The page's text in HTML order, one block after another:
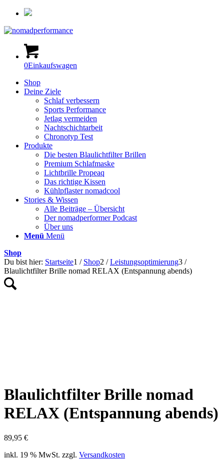
0Einkaufswagen
Shop
Deine Ziele
Schlaf verbessern
Sports Performance
Jetlag vermeiden
Nachtschichtarbeit
Chronotyp Test
Produkte
Die besten Blaulichtfilter Brillen
Premium Schlafmaske
Lichtbrille Propeaq
Das richtige Kissen
Kühlpflaster nomadcool
Stories & Wissen
Alle Beiträge – Übersicht
Der nomadperformer Podcast
Über uns
Menü Menü
Shop
Du bist hier: Startseite1 / Shop2 / Leistungsoptimierung3 /
Blaulichtfilter Brille nomad RELAX (Entspannung abends)
Blaulichtfilter Brille nomad
RELAX (Entspannung abends)
89,95 €
inkl. 19 % MwSt. zzgl. Versandkosten